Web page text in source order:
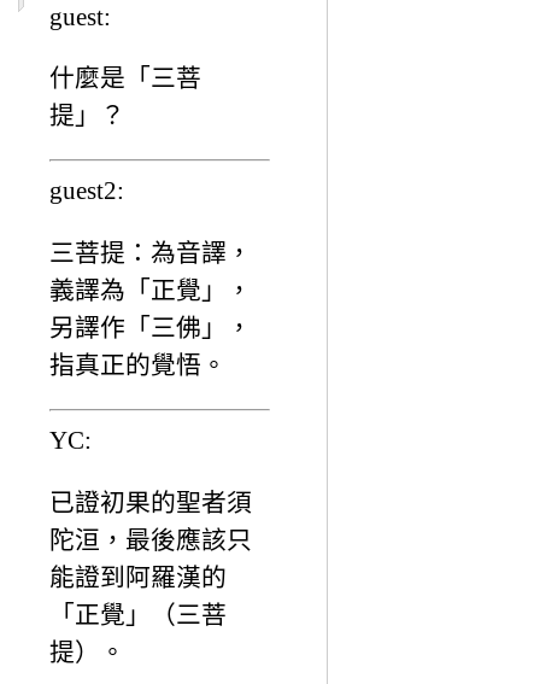
guest:
什麼是「三菩
提」？
guest2:
三菩提：為音譯，
義譯為「正覺」，
另譯作「三佛」，
指真正的覺悟。
YC:
已證初果的聖者須
陀洹，最後應該只
能證到阿羅漢的
「正覺」（三菩
提）。